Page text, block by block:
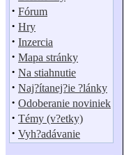
· Fórum
· Hry
· Inzercia
· Mapa stránky
· Na stiahnutie
· Naj?ítanej?ie ?lánky
· Odoberanie noviniek
· Témy (v?etky)
· Vyh?adávanie